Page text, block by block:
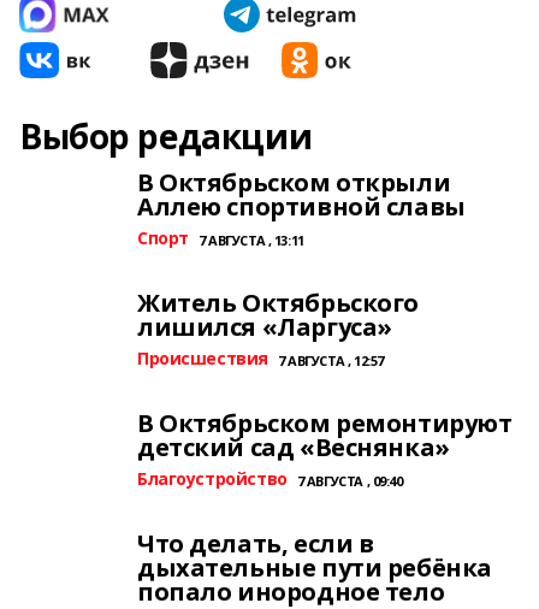
Выбор редакции
В Октябрьском открыли
Аллею спортивной славы
Спорт 7 АВГУСТА , 13:11
Житель Октябрьского
лишился «Ларгуса»
Происшествия 7 АВГУСТА , 12:57
В Октябрьском ремонтируют
детский сад «Веснянка»
Благоустройство 7 АВГУСТА , 09:40
Что делать, если в
дыхательные пути ребёнка
попало инородное тело